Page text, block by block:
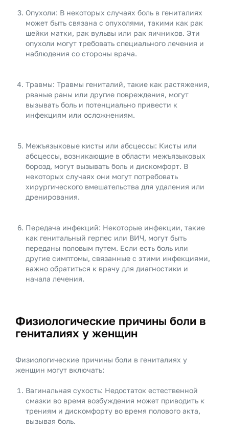
Опухоли: В некоторых случаях боль в гениталиях
может быть связана с опухолями, такими как рак
шейки матки, рак вульвы или рак яичников. Эти
опухоли могут требовать специального лечения и
наблюдения со стороны врача.
Травмы: Травмы гениталий, такие как растяжения,
рваные раны или другие повреждения, могут
вызывать боль и потенциально привести к
инфекциям или осложнениям.
Межъязыковые кисты или абсцессы: Кисты или
абсцессы, возникающие в области межъязыковых
борозд, могут вызывать боль и дискомфорт. В
некоторых случаях они могут потребовать
хирургического вмешательства для удаления или
дренирования.
Передача инфекций: Некоторые инфекции, такие
как генитальный герпес или ВИЧ, могут быть
переданы половым путем. Если есть боль или
другие симптомы, связанные с этими инфекциями,
важно обратиться к врачу для диагностики и
начала лечения.
Физиологические причины боли в
гениталиях у женщин
Физиологические причины боли в гениталиях у
женщин могут включать:
Вагинальная сухость: Недостаток естественной
смазки во время возбуждения может приводить к
трениям и дискомфорту во время полового акта,
вызывая боль.